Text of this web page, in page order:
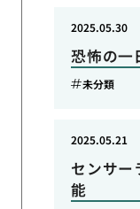
恐怖の一
2025.05.30
未分類
センサー
能
2025.05.21